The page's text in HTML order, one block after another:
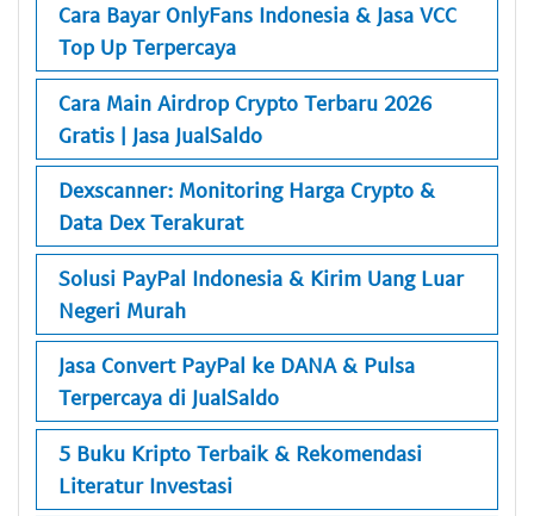
Cara Bayar OnlyFans Indonesia & Jasa VCC
Top Up Terpercaya
Cara Main Airdrop Crypto Terbaru 2026
Gratis | Jasa JualSaldo
Dexscanner: Monitoring Harga Crypto &
Data Dex Terakurat
Solusi PayPal Indonesia & Kirim Uang Luar
Negeri Murah
Jasa Convert PayPal ke DANA & Pulsa
Terpercaya di JualSaldo
5 Buku Kripto Terbaik & Rekomendasi
Literatur Investasi